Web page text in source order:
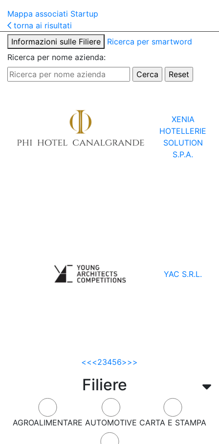
Mappa associati Startup
torna ai risultati
Informazioni sulle Filiere
Ricerca per smartword
Ricerca per nome azienda:
Filiere
AGROALIMENTARE AUTOMOTIVE CARTA E STAMPA
XENIA
HOTELLERIE
SOLUTION
S.P.A.
YAC S.R.L.
<<<23456>>>